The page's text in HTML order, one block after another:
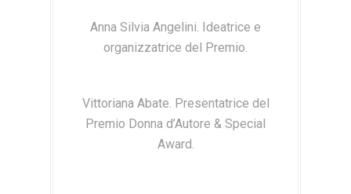
Anna Silvia Angelini. Ideatrice e
organizzatrice del Premio.
Vittoriana Abate. Presentatrice del
Premio Donna d’Autore & Special
Award.